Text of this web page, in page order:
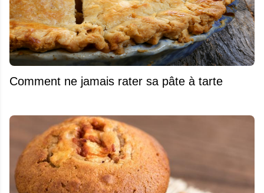
Comment ne jamais rater sa pâte à tarte